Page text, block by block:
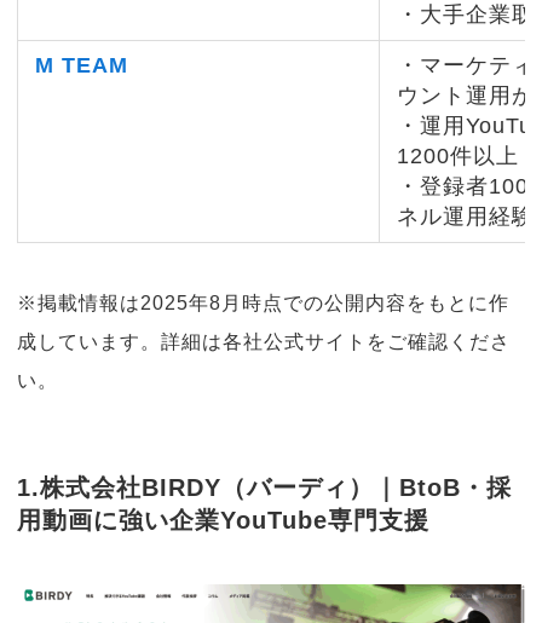
・大手企業
M TEAM
・マーケテ
ウント運用が
・運用
1200件以上
・登録者100
ネル運用経験
※掲載情報は2025年8月時点での公開内容をもとに作
成しています。詳細は各社公式サイトをご確認くださ
い。
1.株式会社BIRDY（バーディ）｜BtoB・採
用動画に強い企業YouTube専門支援